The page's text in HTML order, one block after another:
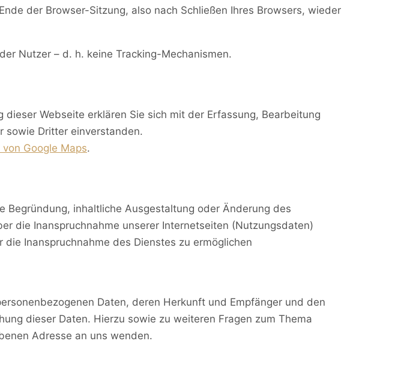
der Browser-Sitzung, also nach Schließen Ihres Browsers, wieder
Nutzer – d. h. keine Tracking-Mechanismen.
Webseite erklären Sie sich mit der Erfassung, Bearbeitung
sowie Dritter einverstanden.
Google Maps.
inhaltliche Ausgestaltung oder Änderung des
die Inanspruchnahme unserer Internetseiten (Nutzungsdaten)
Inanspruchnahme des Dienstes zu ermöglichen
Daten, deren Herkunft und Empfänger und den
dieser Daten. Hierzu sowie zu weiteren Fragen zum Thema
Adresse an uns wenden.